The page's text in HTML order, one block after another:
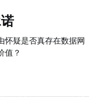
怀疑是否真存在数据网
值？